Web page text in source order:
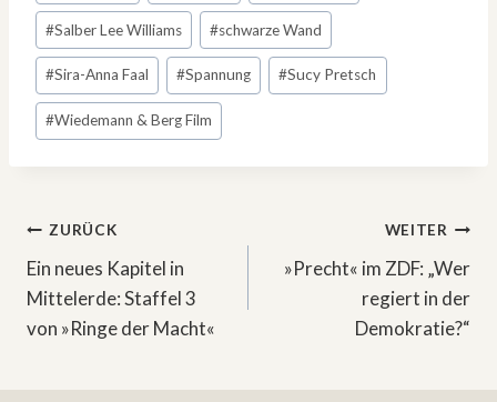
#Salber Lee Williams #schwarze Wand
#Sira-Anna Faal #Spannung #Sucy Pretsch
#Wiedemann & Berg Film
Beitragsnavigation
ZURÜCK
Ein neues Kapitel in
Mittelerde: Staffel 3
von »Ringe der Macht«
WEITER
»Precht« im ZDF: „Wer
regiert in der
Demokratie?“